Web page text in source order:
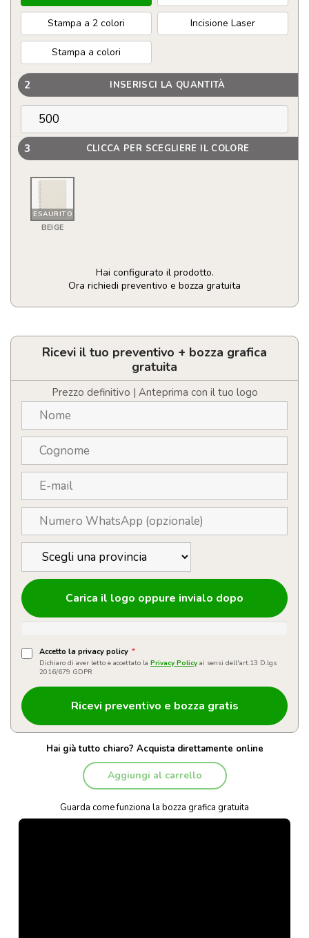
Stampa a 2 colori Incisione Laser
Stampa a colori
2 INSERISCI LA QUANTITÀ
3 CLICCA PER SCEGLIERE IL COLORE
ESAURITO
BEIGE
Hai configurato il prodotto.
Ora richiedi preventivo e bozza gratuita
Quaderno
anelli
Ricevi il tuo preventivo + bozza grafica
gratuita
Prezzo definitivo | Anteprima con il tuo logo
Carica il logo oppure invialo dopo
Accetto la privacy policy *
Dichiaro di aver letto e accettato la Privacy Policy ai sensi dell'art.13 D.lgs
2016/679 GDPR
Hai già tutto chiaro? Acquista direttamente online
Aggiungi al carrello
Guarda come funziona la bozza grafica gratuita